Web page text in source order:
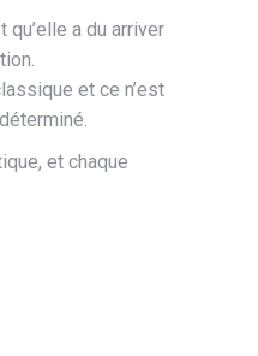
qu’elle a du arriver
et ce n’est
et chaque